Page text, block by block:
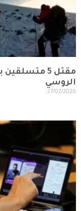
مقتل 5
الروسي
27/07/2026